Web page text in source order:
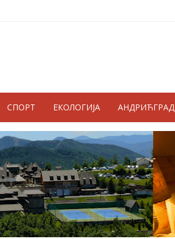
СПОРТ ЕКОЛОГИЈА АНДРИЋГРАД